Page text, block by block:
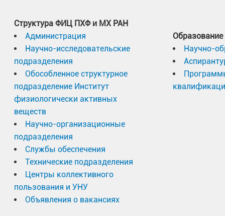
Структура ФИЦ ПХФ и МХ РАН
Администрация
Научно-исследовательские
подразделения
Обособленное структурное
подразделение Институт
физиологически активных
веществ
Научно-организационные
подразделения
Службы обеспечения
Технические подразделения
Центры коллективного
пользования и УНУ
Объявления о вакансиях
Образование
Научно-